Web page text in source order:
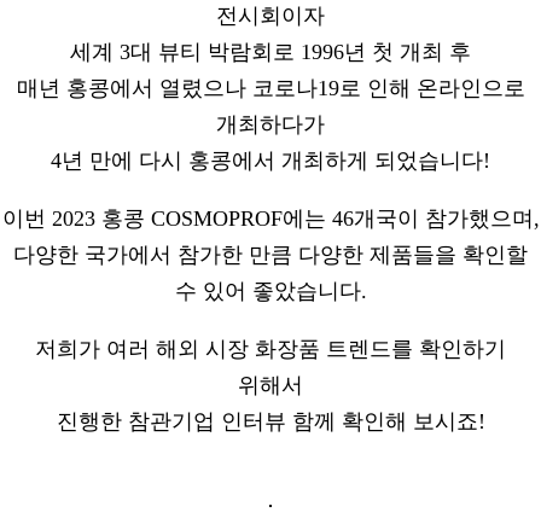
전시회이자
세계 3대 뷰티 박람회로 1996년 첫 개최 후
매년 홍콩에서 열렸으나 코로나19로 인해 온라인으로
개최하다가
4년 만에 다시 홍콩에서 개최하게 되었습니다!
이번 2023 홍콩 COSMOPROF에는 46개국이 참가했으며,
다양한 국가에서 참가한 만큼 다양한 제품들을 확인할
수 있어 좋았습니다.
저희가 여러 해외 시장 화장품 트렌드를 확인하기
위해서
진행한 참관기업 인터뷰 함께 확인해 보시죠!